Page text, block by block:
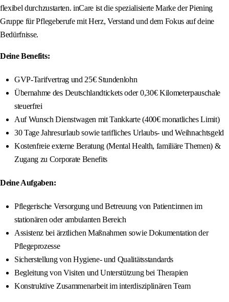
flexibel durchzustarten. inCare ist die spezialisierte Marke der Piening
Gruppe für Pflegeberufe mit Herz, Verstand und dem Fokus auf deine
Bedürfnisse.
Deine Benefits:
GVP-Tarifvertrag und 25€ Stundenlohn
Übernahme des Deutschlandtickets oder 0,30€ Kilometerpauschale
steuerfrei
Auf Wunsch Dienstwagen mit Tankkarte (400€ monatliches Limit)
30 Tage Jahresurlaub sowie tarifliches Urlaubs- und Weihnachtsgeld
Kostenfreie externe Beratung (Mental Health, familiäre Themen) &
Zugang zu Corporate Benefits
Deine Aufgaben:
Pflegerische Versorgung und Betreuung von Patient:innen im
stationären oder ambulanten Bereich
Assistenz bei ärztlichen Maßnahmen sowie Dokumentation der
Pflegeprozesse
Sicherstellung von Hygiene- und Qualitätsstandards
Begleitung von Visiten und Unterstützung bei Therapien
Konstruktive Zusammenarbeit im interdisziplinären Team